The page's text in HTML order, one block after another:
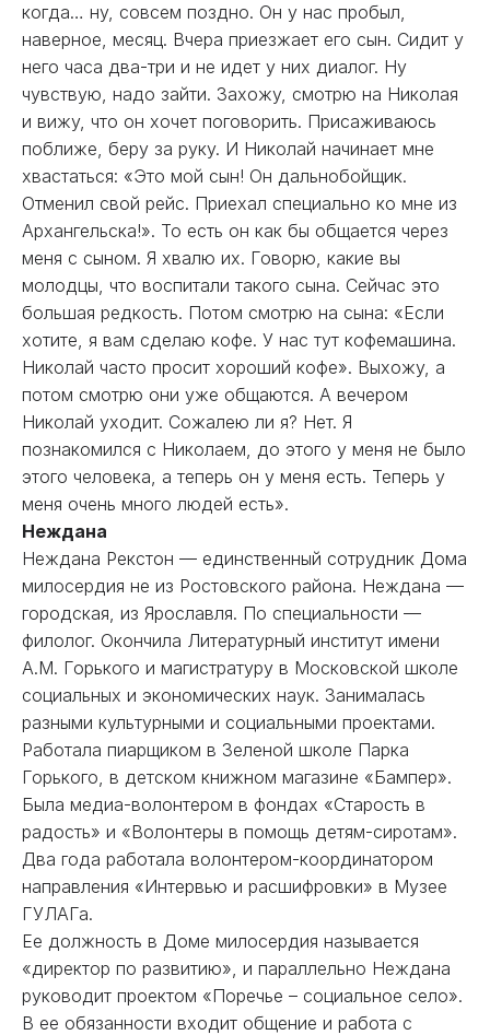
когда… ну, совсем поздно. Он у нас пробыл,
наверное, месяц. Вчера приезжает его сын. Сидит у
него часа два-три и не идет у них диалог. Ну
чувствую, надо зайти. Захожу, смотрю на Николая
и вижу, что он хочет поговорить. Присаживаюсь
поближе, беру за руку. И Николай начинает мне
хвастаться: «Это мой сын! Он дальнобойщик.
Отменил свой рейс. Приехал специально ко мне из
Архангельска!». То есть он как бы общается через
меня с сыном. Я хвалю их. Говорю, какие вы
молодцы, что воспитали такого сына. Сейчас это
большая редкость. Потом смотрю на сына: «Если
хотите, я вам сделаю кофе. У нас тут кофемашина.
Николай часто просит хороший кофе». Выхожу, а
потом смотрю они уже общаются. А вечером
Николай уходит. Сожалею ли я? Нет. Я
познакомился с Николаем, до этого у меня не было
этого человека, а теперь он у меня есть. Теперь у
меня очень много людей есть».
Неждана
Неждана Рекстон — единственный сотрудник Дома
милосердия не из Ростовского района. Неждана —
городская, из Ярославля. По специальности —
филолог. Окончила Литературный институт имени
А.М. Горького и магистратуру в Московской школе
социальных и экономических наук. Занималась
разными культурными и социальными проектами.
Работала пиарщиком в Зеленой школе Парка
Горького, в детском книжном магазине «Бампер».
Была медиа-волонтером в фондах «Старость в
радость» и «Волонтеры в помощь детям-сиротам».
Два года работала волонтером-координатором
направления «Интервью и расшифровки» в Музее
ГУЛАГа.
Ее должность в Доме милосердия называется
«директор по развитию», и параллельно Неждана
руководит проектом «Поречье – социальное село».
В ее обязанности входит общение и работа с